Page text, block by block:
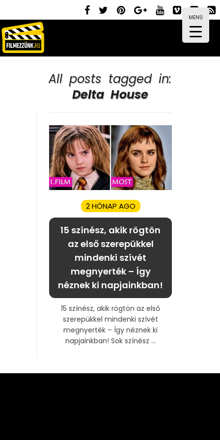
MENÜ
All posts tagged in:
Delta House
2 HÓNAP AGO
15 színész, akik rögtön
az első szerepükkel
mindenki szívét
megnyerték – Így
néznek ki napjainkban!
15 színész, akik rögtön az első
szerepükkel mindenki szívét
megnyerték – Így néznek ki
napjainkban! Sok színész ...